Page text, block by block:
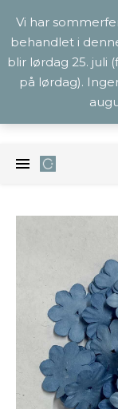
Vi har
behandlet i
blir lørdag 25. juli
på lørdag).